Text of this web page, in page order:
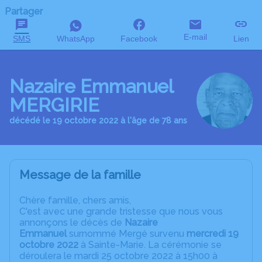
Partager
SMS WhatsApp Facebook E-mail Lien
Nazaire Emmanuel
MERGIRIE
décédé le 19 octobre 2022 à l'âge de 78 ans
Message de la famille
Chère famille, chers amis,
C'est avec une grande tristesse que nous vous
annonçons le décès de Nazaire
Emmanuelsurnommé Mergé survenu mercredi 19
octobre 2022 à Sainte-Marie. La cérémonie se
déroulera le mardi 25 octobre 2022 à 15h00 à